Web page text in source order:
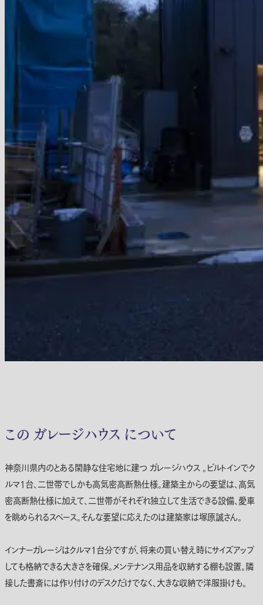
この ガレージハウス について
神奈川県内のとある閑静な住宅地に建つ ガレージハウス 。ビルトインでク
ルマ1台、二世帯でしかも高気密高断熱仕様。建築主からの要望は、高気
密高断熱仕様に加えて、二世帯がそれぞれ独立して生活できる設備、愛車
を眺められるスペース。そんな要望に応えたのは建築家は塚原誠さん。
インナーガレージはクルマ1台分ですが、将来の買い替え時にサイズアップ
しても格納できる大きさを確保。メンテナンス用品を収納する棚も設置。隣
接した書斎には作り付けのデスクだけでなく、大きな収納で洋服掛けも。